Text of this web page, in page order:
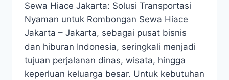
Sewa Hiace Jakarta: Solusi Transportasi
Nyaman untuk Rombongan Sewa Hiace
Jakarta – Jakarta, sebagai pusat bisnis
dan hiburan Indonesia, seringkali menjadi
tujuan perjalanan dinas, wisata, hingga
keperluan keluarga besar. Untuk kebutuhan